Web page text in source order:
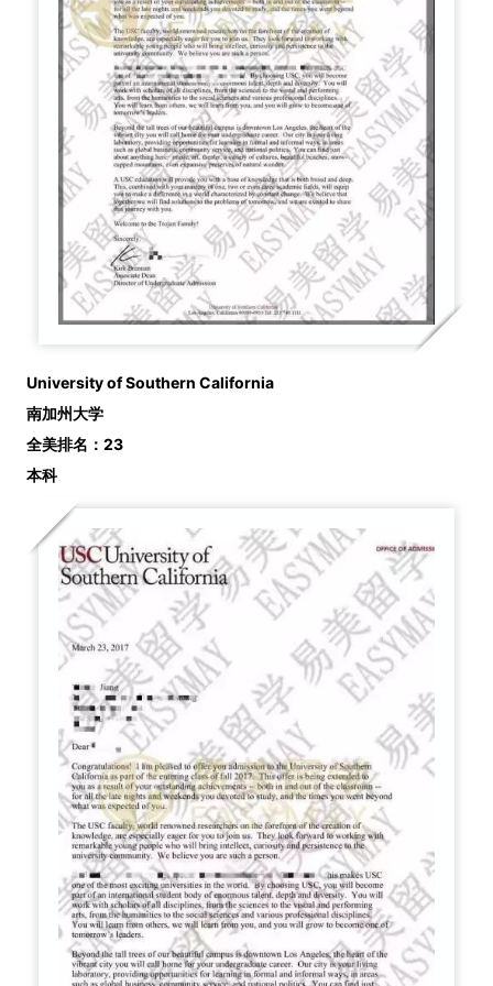
University of Southern California
南加州大学
全美排名：23
本科